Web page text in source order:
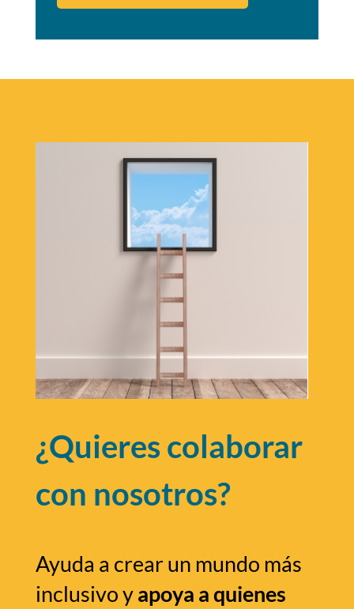
¿Quieres colaborar
con nosotros?
Ayuda a crear un mundo más
inclusivo yapoya a quienes